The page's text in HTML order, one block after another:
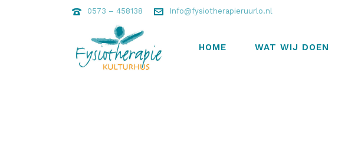
0573 – 458138 Info@fysiotherapieruurlo.nl
HOME WAT WIJ DOEN